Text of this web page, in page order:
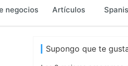
negocios Artículos
Supongo que te